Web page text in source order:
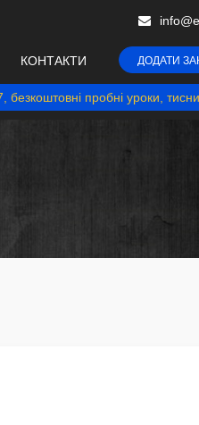
КОНТАКТИ ДОДАТИ
пробні уроки,